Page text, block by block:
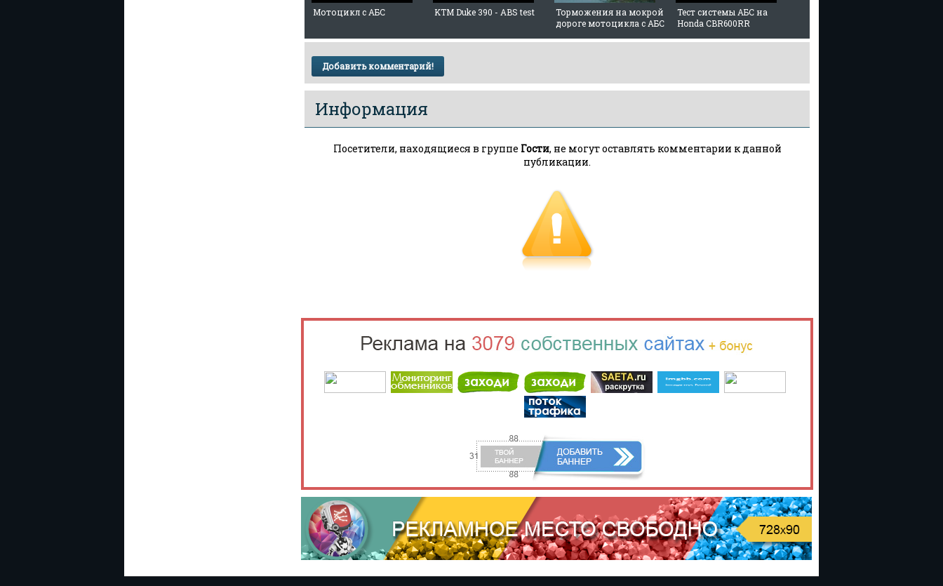
Мотоцикл c АБС KTM Duke 390 - ABS test
Торможения на мокрой
дороге мотоцикла с АБС
Тест системы АБС на
Honda CBR600RR
Добавить комментарий!
Информация
Посетители, находящиеся в группе Гости, не могут оставлять комментарии к данной
публикации.